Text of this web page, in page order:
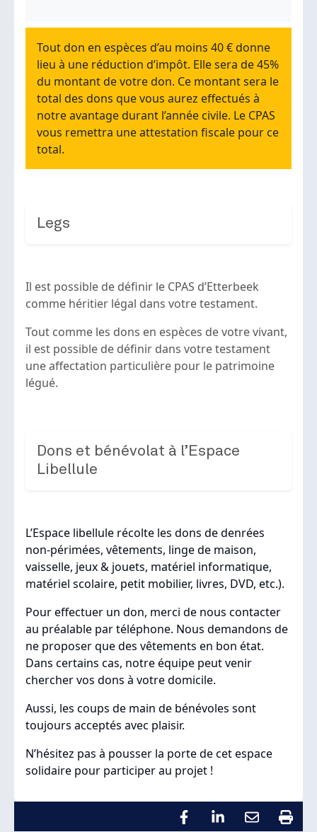
Tout don en espèces d’au moins 40 € donne
lieu à une réduction d’impôt. Elle sera de 45%
du montant de votre don. Ce montant sera le
total des dons que vous aurez effectués à
notre avantage durant l’année civile. Le CPAS
vous remettra une attestation fiscale pour ce
total.
Legs
Il est possible de définir le CPAS d’Etterbeek
comme héritier légal dans votre testament.
Tout comme les dons en espèces de votre vivant,
il est possible de définir dans votre testament
une affectation particulière pour le patrimoine
légué.
Dons et bénévolat à l’Espace
Libellule
L’Espace libellule récolte les dons de denrées
non-périmées, vêtements, linge de maison,
vaisselle, jeux & jouets, matériel informatique,
matériel scolaire, petit mobilier, livres, DVD, etc.).
Pour effectuer un don, merci de nous contacter
au préalable par téléphone. Nous demandons de
ne proposer que des vêtements en bon état.
Dans certains cas, notre équipe peut venir
chercher vos dons à votre domicile.
Aussi, les coups de main de bénévoles sont
toujours acceptés avec plaisir.
N’hésitez pas à pousser la porte de cet espace
solidaire pour participer au projet !